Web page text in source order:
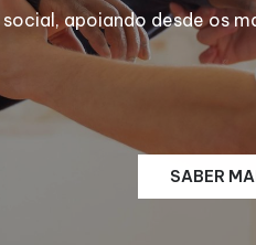
apoiando desde os
SABER